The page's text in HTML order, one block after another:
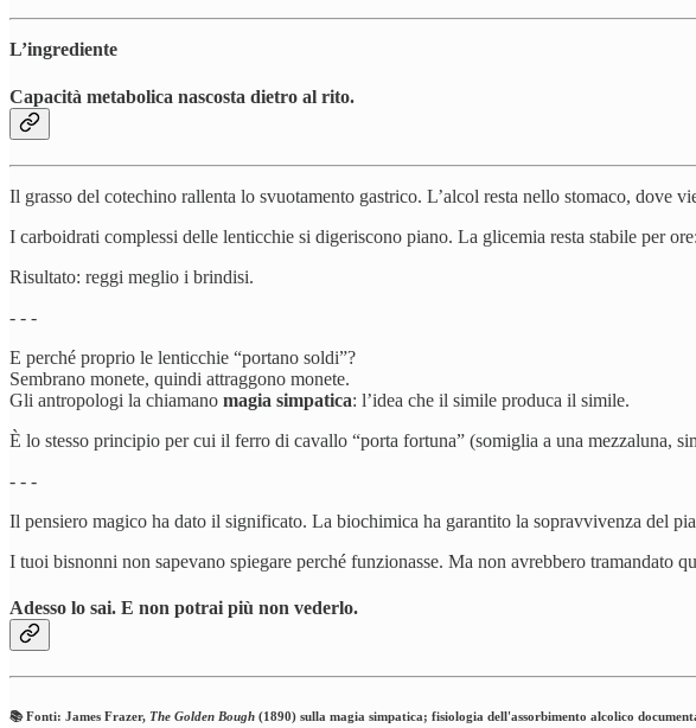
L’ingrediente
Capacità metabolica nascosta dietro al rito.
Il grasso del cotechino rallenta lo svuotamento gastrico. L’alcol resta nello stomaco, dove
I carboidrati complessi delle lenticchie si digeriscono piano. La glicemia resta stabile per
Risultato: reggi meglio i brindisi.
- - -
E perché proprio le lenticchie “portano soldi”?
Sembrano monete, quindi attraggono monete.
Gli antropologi la chiamano magia simpatica: l’idea che il simile produca il simile.
È lo stesso principio per cui il ferro di cavallo “porta fortuna” (somiglia a una mezzaluna,
- - -
Il pensiero magico ha dato il significato. La biochimica ha garantito la sopravvivenza del
I tuoi bisnonni non sapevano spiegare perché funzionasse. Ma non avrebbero tramandato
Adesso lo sai. E non potrai più non vederlo.
📚 Fonti: James Frazer, The Golden Bough (1890) sulla magia simpatica; fisiologia dell'assorbimento alcolico